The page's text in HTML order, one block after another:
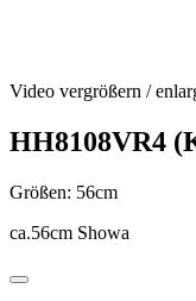
Video vergrößern /
HH8108VR4
Größen: 56cm
ca.56cm Showa